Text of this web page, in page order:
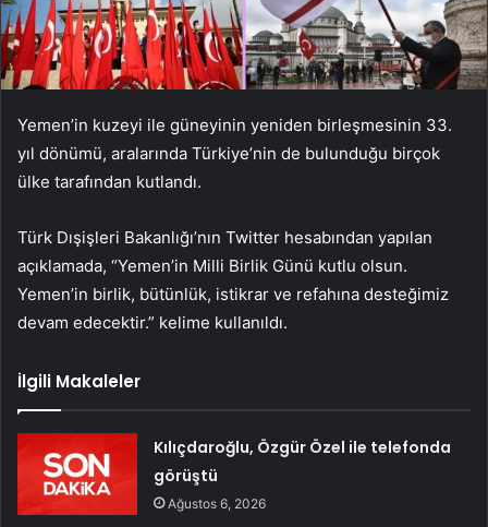
Yemen’in kuzeyi ile güneyinin yeniden birleşmesinin 33.
yıl dönümü, aralarında Türkiye’nin de bulunduğu birçok
ülke tarafından kutlandı.
Türk Dışişleri Bakanlığı’nın Twitter hesabından yapılan
açıklamada, “Yemen’in Milli Birlik Günü kutlu olsun.
Yemen’in birlik, bütünlük, istikrar ve refahına desteğimiz
devam edecektir.” kelime kullanıldı.
İlgili Makaleler
Kılıçdaroğlu, Özgür Özel ile telefonda
görüştü
Ağustos 6, 2026